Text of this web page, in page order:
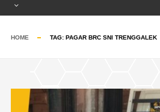
HOME TAG: PAGAR BRC SNI TRENGGALEK